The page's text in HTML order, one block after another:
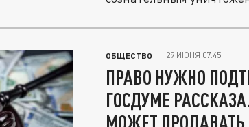
ОБЩЕСТВО 29 ИЮНЯ 07:45
ПРАВО НУЖНО
ГОСДУМЕ
МОЖЕТ